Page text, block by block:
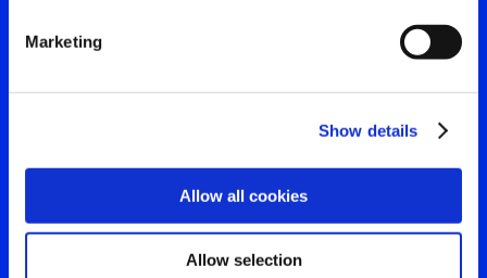
Marketing
Show details
Allow all cookies
Allow selection
Sua janela para o que o
mundo está vendo
Entre em contato para uma